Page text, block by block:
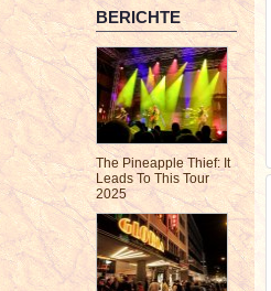
BERICHTE
The Pineapple Thief: It
Leads To This Tour
2025